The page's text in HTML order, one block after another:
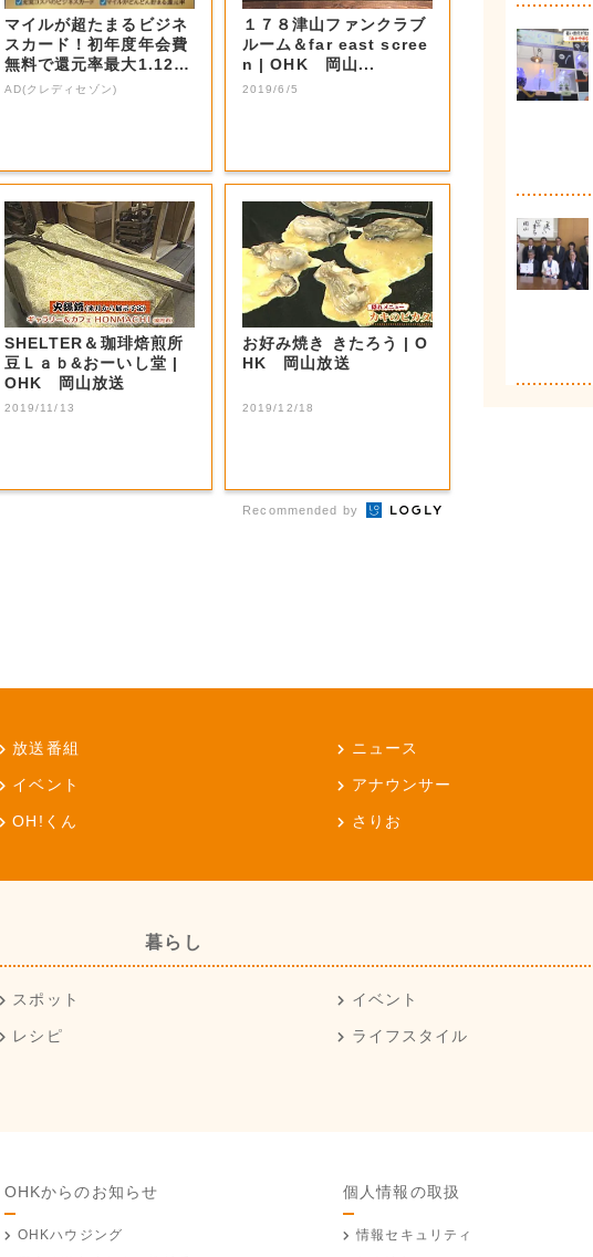
マイルが超たまるビジネ
スカード！初年度年会費
無料で還元率最大1.12
5%
AD(クレディセゾン)
１７８津山ファンクラブ
ルーム＆far east scree
n | OHK 岡山...
2019/6/5
SHELTER＆珈琲焙煎所
豆Ｌａｂ&おーいし堂 |
OHK 岡山放送
2019/11/13
お好み焼き きたろう | O
HK 岡山放送
2019/12/18
Recommended by
放送番組 ニュース
イベント アナウンサー
OH!くん さりお
暮らし
スポット イベント
レシピ ライフスタイル
OHKからのお知らせ
OHKハウジング
個人情報の取扱
情報セキュリティ